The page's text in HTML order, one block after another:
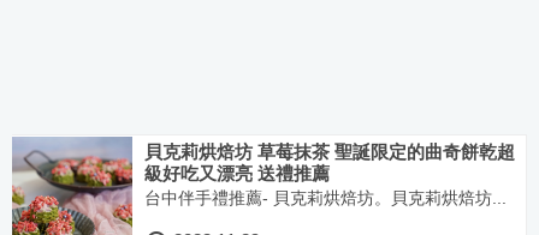
貝克莉烘焙坊 草莓抹茶 聖誕限定的曲奇餅乾超
級好吃又漂亮 送禮推薦
台中伴手禮推薦- 貝克莉烘焙坊。貝克莉烘焙坊...